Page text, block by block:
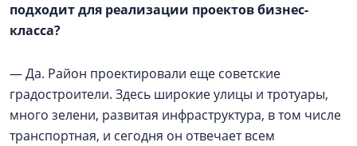
подходит для реализации проектов бизнес-
класса?
— Да. Район проектировали еще советские
градостроители. Здесь широкие улицы и тротуары,
много зелени, развитая инфраструктура, в том числе
транспортная, и сегодня он отвечает всем